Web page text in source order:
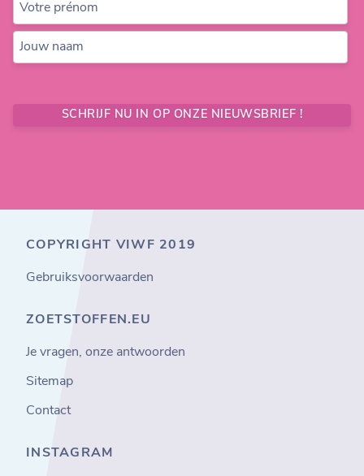
Votre prénom
Jouw naam
SCHRIJF NU IN OP ONZE NIEUWSBRIEF !
COPYRIGHT VIWF 2019
Gebruiksvoorwaarden
ZOETSTOFFEN.EU
Je vragen, onze antwoorden
Sitemap
Contact
INSTAGRAM